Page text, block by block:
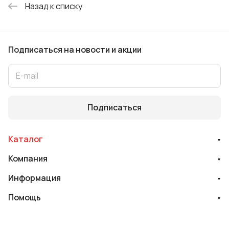
Назад к списку
Подписаться на новости и акции
Подписаться
Каталог
Компания
Информация
Помощь